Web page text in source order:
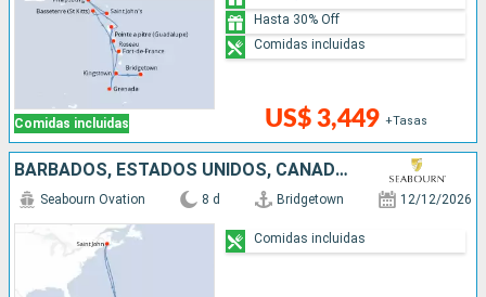
Comidas incluidas US$ 3,449 +Tasas
Hasta 30% Off
Comidas incluidas
BARBADOS, ESTADOS UNIDOS, CANADÁ, SANTA LUCIA
Seabourn Ovation 8 d Bridgetown 12/12/2026
Comidas incluidas